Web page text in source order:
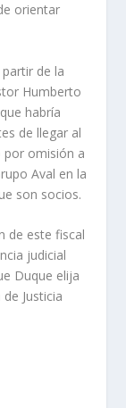
orientar
de la
Humberto
habría
de llegar al
por omisión a
Aval en la
son socios.
de este fiscal
judicial
Duque elija
Justicia